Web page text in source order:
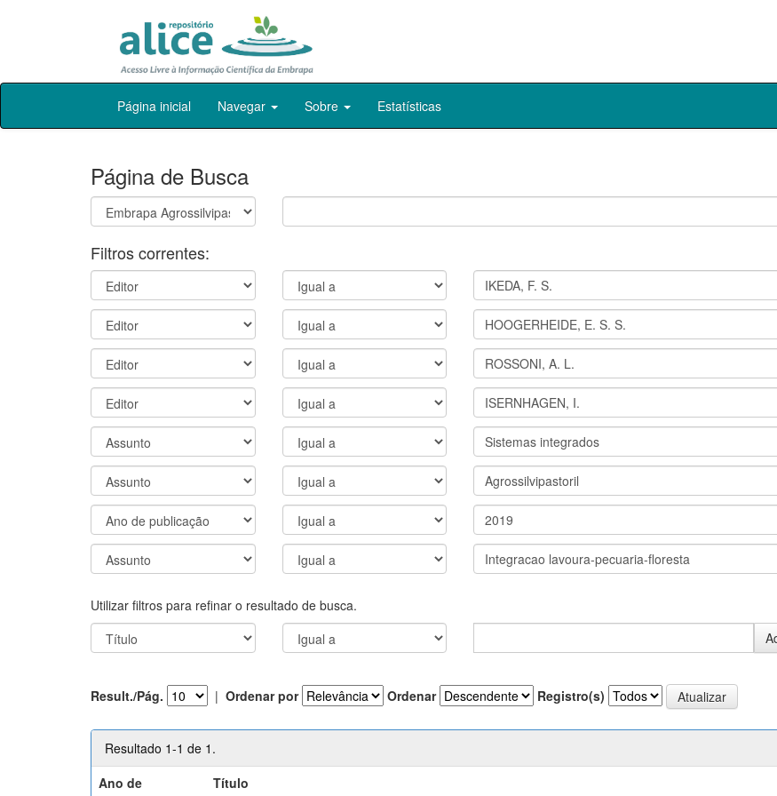
Skip
Página inicial Navegar Sobre Estatísticas
Página de Busca
Filtros correntes:
Utilizar filtros para refinar o resultado de busca.
Result./Pág. | Ordenar por Ordenar Registro(s)
Resultado 1-1 de 1.
Ano de
Título